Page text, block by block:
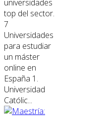
universidades
top del sector.
7
Universidades
para estudiar
un máster
online en
España 1.
Universidad
Católic...